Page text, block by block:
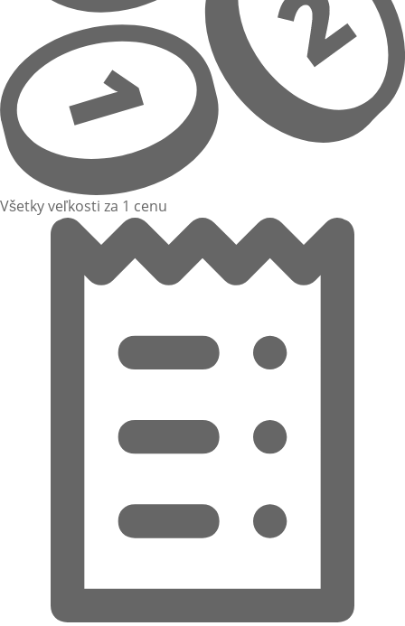
Všetky veľkosti za 1 cenu